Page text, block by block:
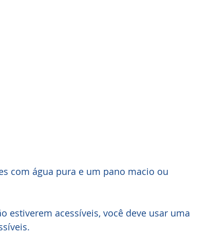
com água pura e um pano macio ou
estiverem acessíveis, você deve usar uma